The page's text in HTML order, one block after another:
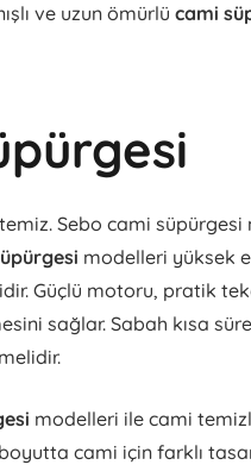
ve uzun ömürlücami
Sebo cami süpürgesi
modelleri yüksek
Güçlü motoru, pratik
sağlar. Sabah kısa
modelleri ile cami
cami için farklı